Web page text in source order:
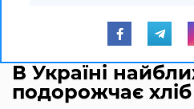
В Україні
подорожчає